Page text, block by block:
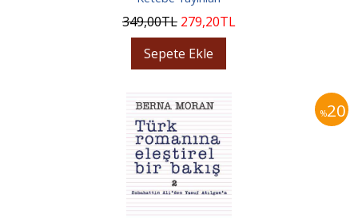
349,00TL 279,20TL
Sepete Ekle
%20